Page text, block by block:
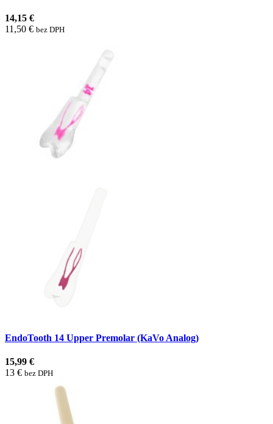
14,15 €
11,50 € bez DPH
EndoTooth 14 Upper Premolar (KaVo Analog)
15,99 €
13 € bez DPH